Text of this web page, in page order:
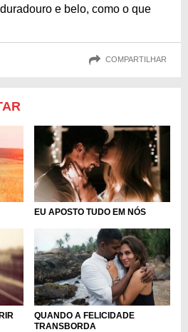
e belo, como o que
COMPARTILHAR
EU APOSTO TUDO EM NÓS
QUANDO A FELICIDADE
TRANSBORDA